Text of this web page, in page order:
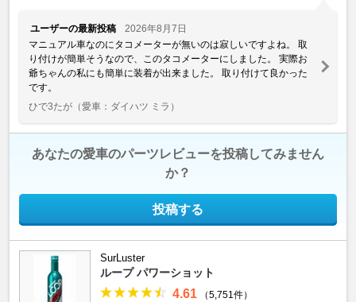
ユーザーの最新投稿
2026年8月7日
マニュアル車なのにタコメーターが無いのは寂しいですよね。 取
り付けが簡単そうなので、このタコメーターにしました。 実際お
爺ちゃんの私にも簡単に装着が出来ました。 取り付けて良かった
です。
ひで3たが （愛車：ダイハツ ミラ）
あなたの愛車のパーツレビューを投稿してみません
か？
投稿する
SurLuster
ループ パワーショット
4.61
（5,751件）